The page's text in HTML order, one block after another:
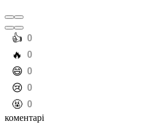
️👍 0
️🔥 0
️😄 0
️😢 0
️🤬 0
коментарі